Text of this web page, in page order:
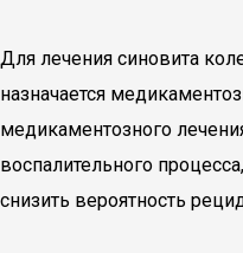
Для лечения синовита
назначается
медикаментозного
воспалительного
снизить вероятность